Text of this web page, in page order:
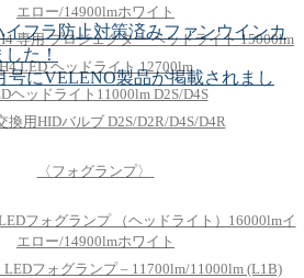
エロー/14900lmホワイト
専用 プロジェクター ヘッドライト 15000lm
LED ヘッドライト 12700lm
ヘッドライト11000lm D2S/D4S
換用HIDバルブ D2S/D2R/D4S/D4R
〈フォグランプ〉
フォグランプ （ヘッドライト）16000lmイ
エロー/14900lmホワイト
LEDフォグランプ – 11700lm/11000lm (L1B)
イフラ防止対策済みファンウインカ
た！
号にVELENO製品が掲載されまし